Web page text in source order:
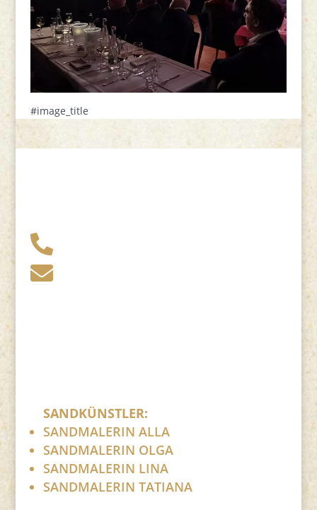
#image_title


SANDKÜNSTLER:
SANDMALERIN ALLA
SANDMALERIN OLGA
SANDMALERIN LINA
SANDMALERIN TATIANA